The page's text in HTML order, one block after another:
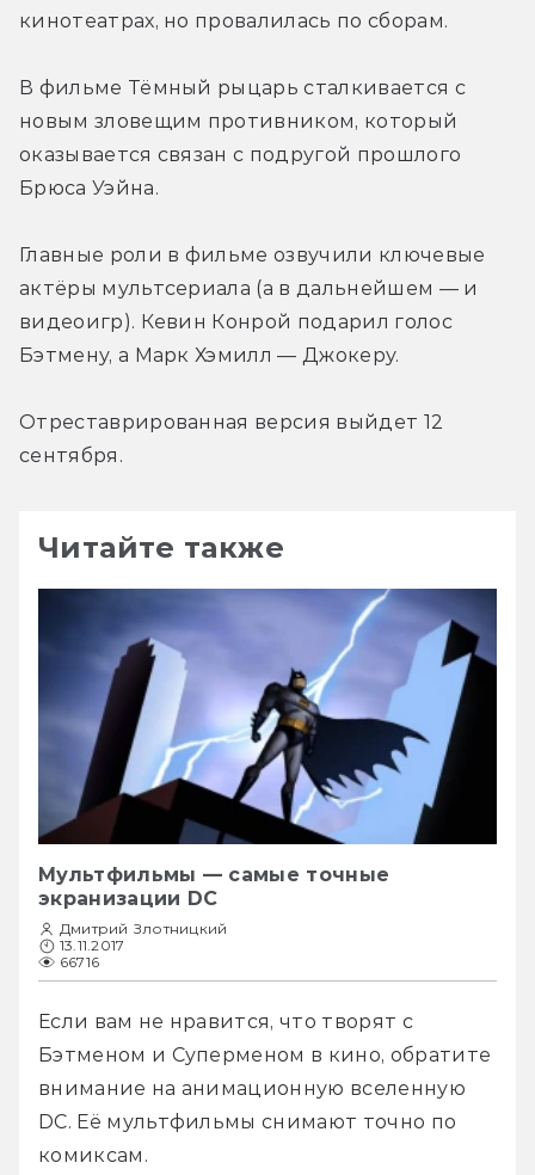
кинотеатрах, но провалилась по сборам.
В фильме Тёмный рыцарь сталкивается с
новым зловещим противником, который
оказывается связан с подругой прошлого
Брюса Уэйна.
Главные роли в фильме озвучили ключевые
актёры мультсериала (а в дальнейшем — и
видеоигр). Кевин Конрой подарил голос
Бэтмену, а Марк Хэмилл — Джокеру.
Отреставрированная версия выйдет 12
сентября.
Читайте также
Мультфильмы — самые точные
экранизации DC
Дмитрий Злотницкий
13.11.2017
66716
Если вам не нравится, что творят с
Бэтменом и Суперменом в кино, обратите
внимание на анимационную вселенную
DC. Её мультфильмы снимают точно по
комиксам.